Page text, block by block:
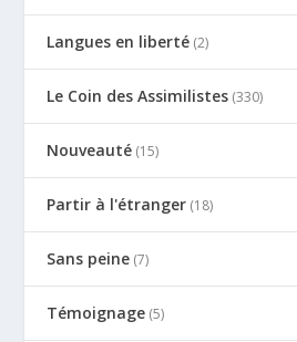
Langues en liberté (2)
Le Coin des Assimilistes (330)
Nouveauté (15)
Partir à l'étranger (18)
Sans peine (7)
Témoignage (5)